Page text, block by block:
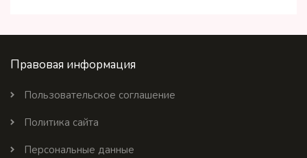
Правовая информация
Пользовательское соглашение
Политика сайта
Персональные данные